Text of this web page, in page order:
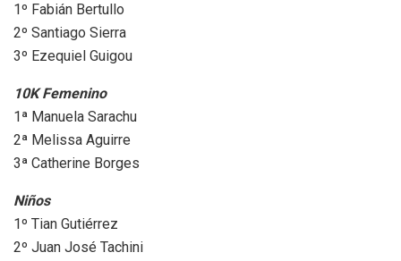
1º Fabián Bertullo
2º Santiago Sierra
3º Ezequiel Guigou
10K Femenino
1ª Manuela Sarachu
2ª Melissa Aguirre
3ª Catherine Borges
Niños
1º Tian Gutiérrez
2º Juan José Tachini